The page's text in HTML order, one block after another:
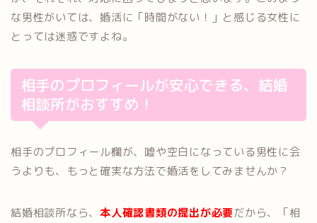
な男性がいては、婚活に「時間がない！」と感じる女性に
とっては迷惑ですよね。
相手のプロフィールが安心できる、結婚
相談所がおすすめ！
相手のプロフィール欄が、嘘や空白になっている男性に会
うよりも、もっと確実な方法で婚活をしてみませんか？
結婚相談所なら、本人確認書類の提出が必要だから、「相